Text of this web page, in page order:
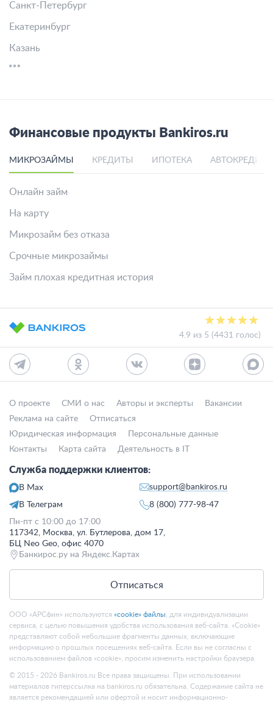
Санкт-Петербург
Екатеринбург
Казань
Финансовые продукты Bankiros.ru
МИКРОЗАЙМЫ КРЕДИТЫ ИПОТЕКА
Онлайн займ
На карту
Микрозайм без отказа
Срочные микрозаймы
Займ плохая кредитная история
4.9 из 5 (4431 голос)
О проекте СМИ о нас Авторы и эксперты
Вакансии
Реклама на сайте
Отписаться
Юридическая информация
Персональные данные
Контакты
Карта сайта Деятельность в IT
Служба поддержки клиентов:
В Max
В Телеграм
support@bankiros.ru
8 (800) 777-98-47
Пн-пт с 10:00 до 17:00
117342, Москва, ул. Бутлерова, дом 17,
БЦ Neo Geo, офис 4070
Банкирос.ру на Яндекс.Картах
Отписаться
ООО «АРСфин» используются «cookie» файлы , для индивидуализации
сервиса, с целью повышения удобства использования веб-сайта. «Cookie»
представляют собой небольшие фрагменты данных, включающие
информацию о прошлых посещениях веб-сайта. Если вы не согласны с
использованием файлов «cookie», просим изменить настройки браузера.
© 2015 - 2026 Bankiros.ru Все права защищены. При использовании
материалов гиперссылка на bankiros.ru обязательна. Содержание сайта не
является рекомендацией или офертой и носит информационно-